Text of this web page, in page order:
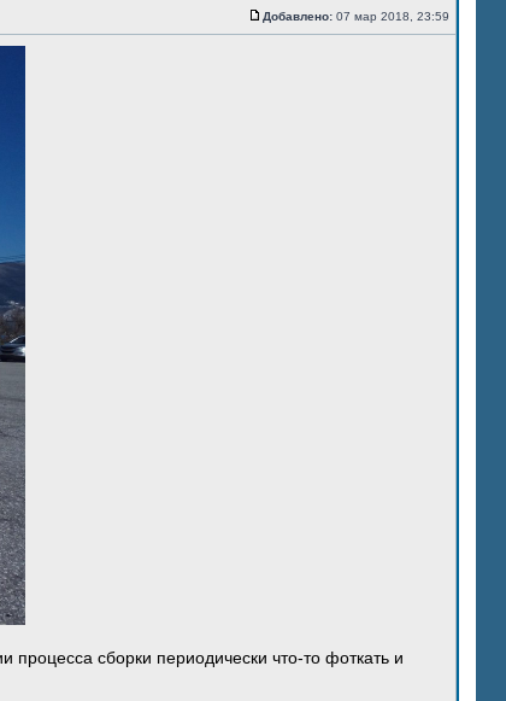
Добавлено: 07 мар 2018, 23:59
сборки периодически что-то фоткать и